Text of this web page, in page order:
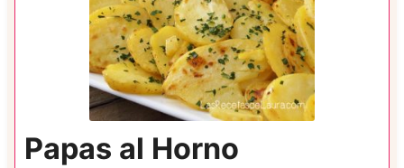
Papas al Horno